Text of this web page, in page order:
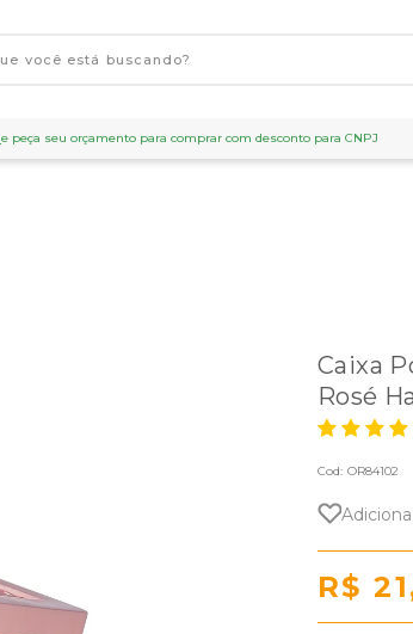
e peça seu orçamento para comprar com desconto para CNPJ
Caixa
Rosé
Cod: OR84102
R$